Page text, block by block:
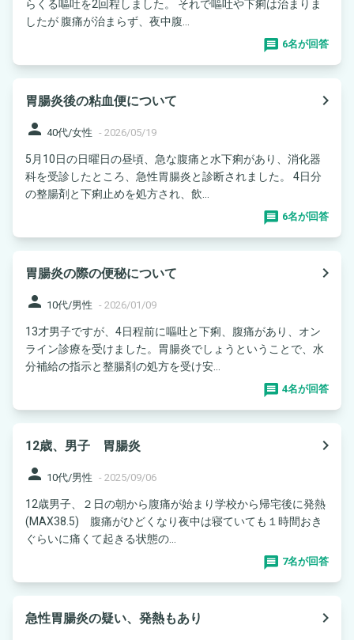
らくる嘔吐を2回程しました。 それで嘔吐や下痢は治まりま
したが 腹痛が治まらず、夜中腹...
6名が回答
胃腸炎後の粘血便について
navigate_next
person 40代/女性 - 2026/05/19
5月10日の日曜日の昼頃、急な腹痛と水下痢があり、消化器
科を受診したところ、急性胃腸炎と診断されました。 4日分
の整腸剤と下痢止めを処方され、飲...
6名が回答
胃腸炎の際の便秘について
navigate_next
person 10代/男性 - 2026/01/09
13才男子ですが、4日程前に嘔吐と下痢、腹痛があり、オン
ライン診療を受けました。胃腸炎でしょうということで、水
分補給の指示と整腸剤の処方を受け安...
4名が回答
12歳、男子 胃腸炎
navigate_next
person 10代/男性 - 2025/09/06
12歳男子、２日の朝から腹痛が始まり学校から帰宅後に発熱
(MAX38.5) 腹痛がひどくなり夜中は寝ていても１時間おき
ぐらいに痛くて起きる状態の...
7名が回答
急性胃腸炎の疑い、発熱もあり
navigate_next